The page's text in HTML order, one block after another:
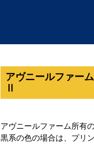
アヴニールファー
アヴニールファーム所有
黒系の色の場合は、プリ